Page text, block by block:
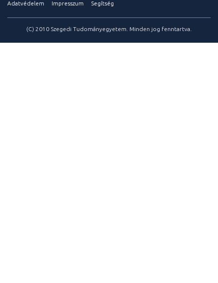
Adatvédelem Impresszum Segítség
(C) 2010 Szegedi Tudományegyetem. Minden jog fenntartva.